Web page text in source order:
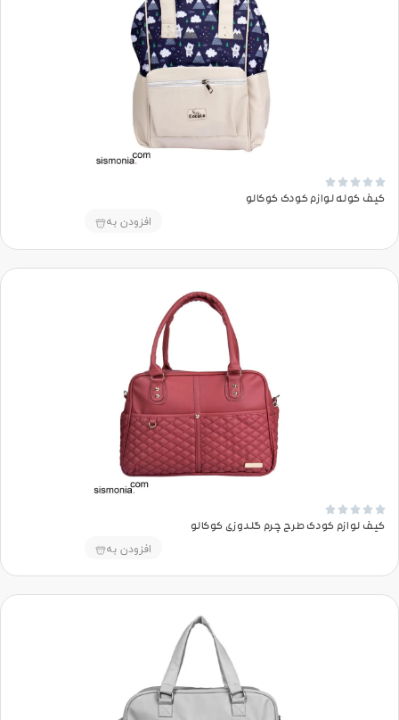





کیف کوله لوازم کودک کوکالو
افزودن به





کیف لوازم کودک طرح چرم گلدوزی کوکالو
افزودن به